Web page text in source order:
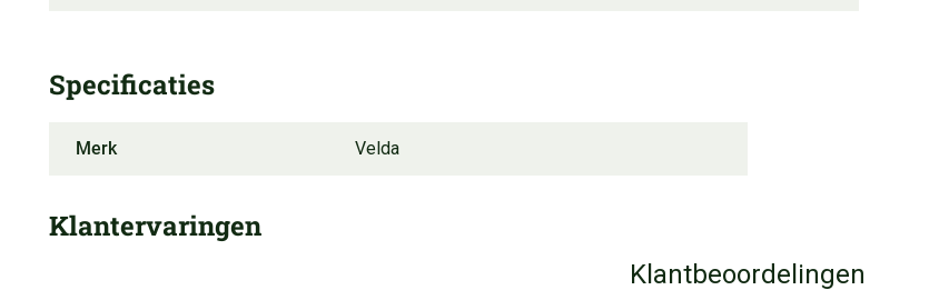
Specificaties
Merk Velda
Klantervaringen
Klantbeoordelingen